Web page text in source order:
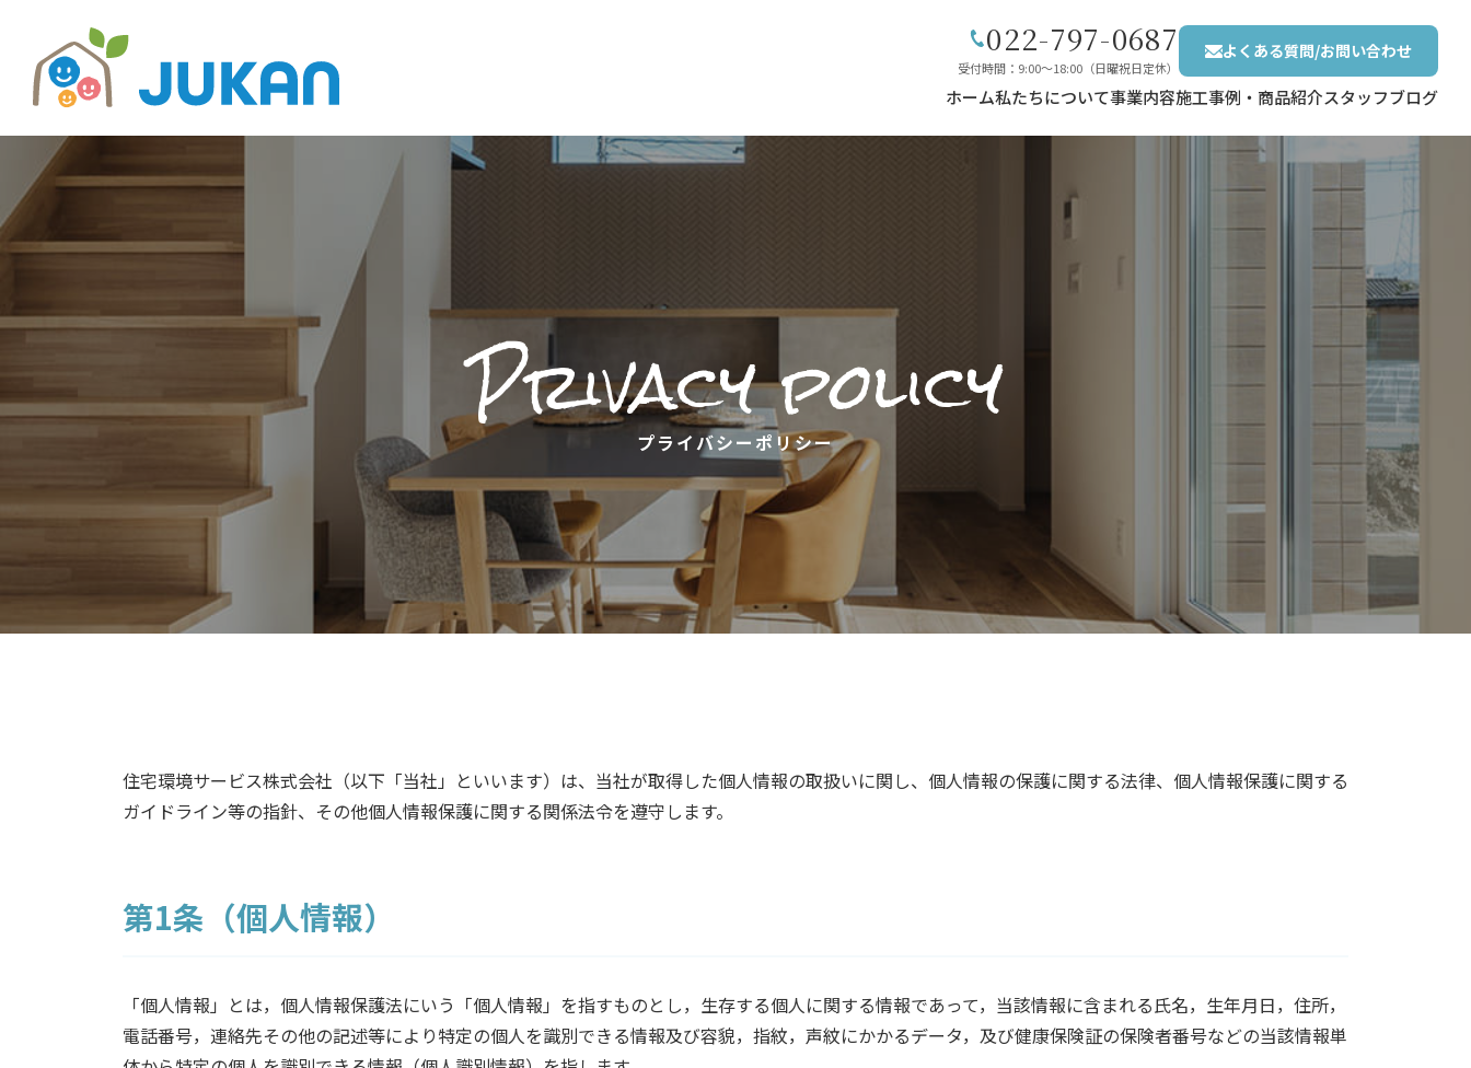
022-797-0687
受付時間：9:00〜18:00（日曜祝日定休）
よくある質問/お問い合わせ
ホーム私たちについて事業内容施工事例・商品紹介スタッフブログ
Privacy policy
プライバシーポリシー
住宅環境サービス株式会社（以下「当社」といいます）は、当社が取得した個人情報の取扱いに関し、個人情報の保護に関する法律、個人情報保護に関する
ガイドライン等の指針、その他個人情報保護に関する関係法令を遵守します。
第1条（個人情報）
「個人情報」とは，個人情報保護法にいう「個人情報」を指すものとし，生存する個人に関する情報であって，当該情報に含まれる氏名，生年月日，住所，
電話番号，連絡先その他の記述等により特定の個人を識別できる情報及び容貌，指紋，声紋にかかるデータ，及び健康保険証の保険者番号などの当該情報単